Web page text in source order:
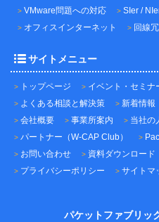
VMware問題への対応
SIer /
オフィスインターネット
回線
サイトメニュー
トップページ イベント・セミナ
よくある相談と解決策
新着情報
会社概要
事業所案内 当社の
パートナー（W-CAP Club）
お問い合わせ
資料ダウンロード
プライバシーポリシー
サイトマ
パケットファブリッ